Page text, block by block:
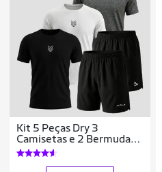
Kit 5 Peças Dry 3
Camisetas e 2 Bermudas
Alpha